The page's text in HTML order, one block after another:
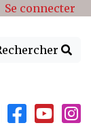
Se connecter